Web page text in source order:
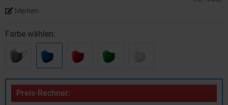
Merken
Farbe wählen:
Preis-Rechner: